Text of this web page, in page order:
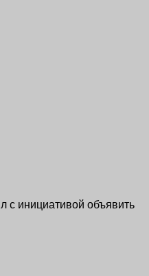
с инициативой объявить